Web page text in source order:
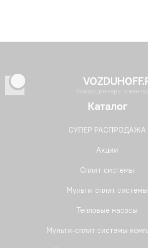
Кондиционеры и
Каталог
СУПЕР РАСПРОДАЖА
Акции
Сплит-системы
Мульти-сплит системы
Тепловые насосы
Мульти-сплит системы